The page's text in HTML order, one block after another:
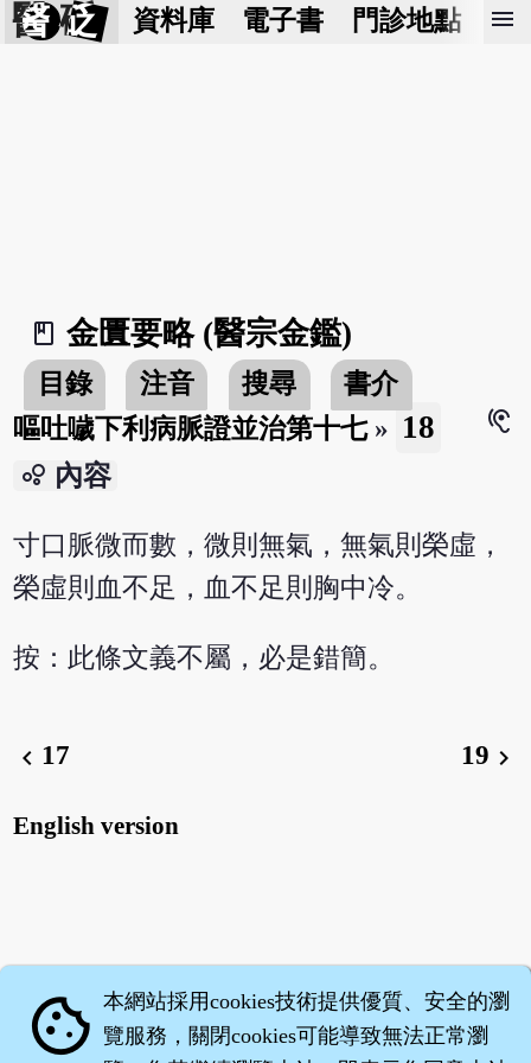
醫 砭 資料庫 電子書 門診地點 預
menu
book_2
金匱要略 (醫宗金鑑)
目錄 注音 搜尋
書介
嘔吐噦下利病脈證並治第十七» 18
hearing
bubble_chart 內容
寸口脈微而數，微則無氣，無氣則榮虛，
榮虛則血不足，血不足則胸中冷。
按：此條文義不屬，必是錯簡。
chevron_left 17 19 chevron_right
English version
cookie 本網站採用cookies技術提供優質、安全的瀏
覽服務，關閉cookies可能導致無法正常瀏